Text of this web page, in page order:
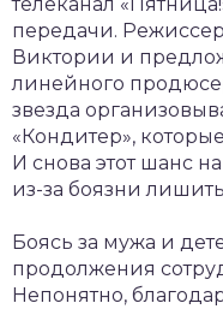
передачи.
Виктории и
линейного
звезда
«Кондитер»,
И снова этот шанс
из-за боязни
Боясь за мужа и
продолжения
Непонятно,